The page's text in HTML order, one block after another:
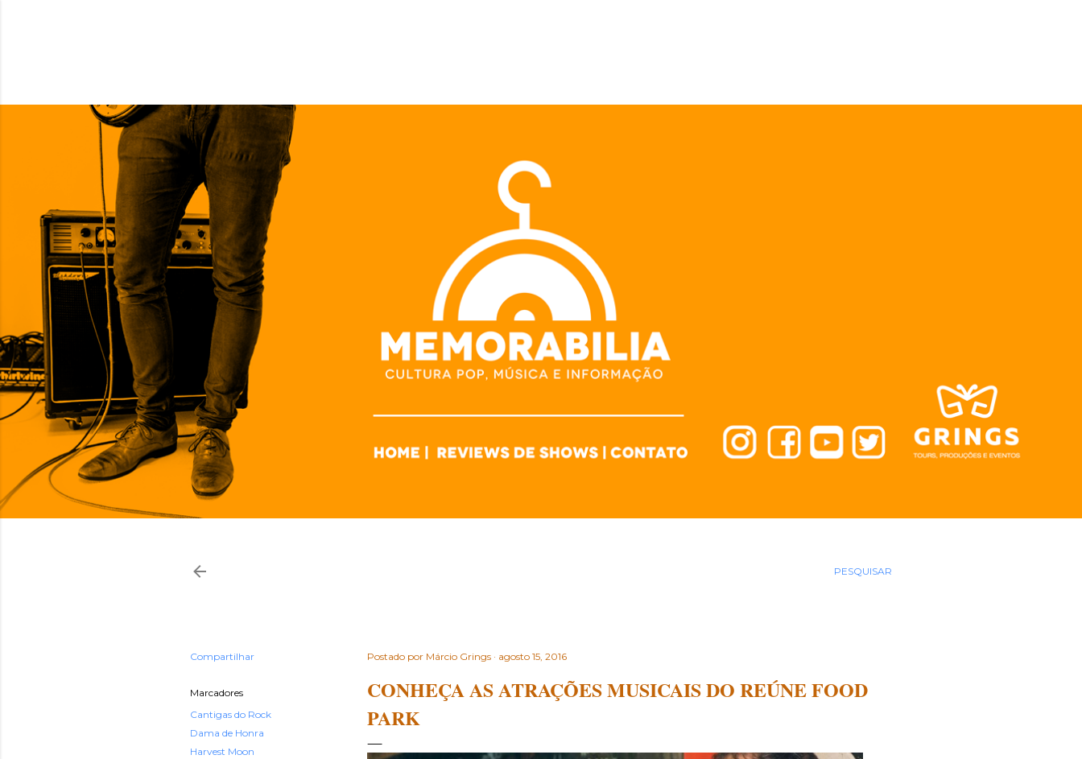
PESQUISAR
Compartilhar
Marcadores
Cantigas do Rock
Dama de Honra
Harvest Moon
Postado por Márcio Grings agosto 15, 2016
CONHEÇA AS ATRAÇÕES MUSICAIS DO REÚNE FOOD
PARK